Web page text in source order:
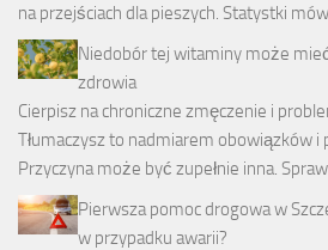
na przejściach dla pieszych. Statystki
Niedobór tej witaminy może
zdrowia
Cierpisz na chroniczne zmęczenie i
Tłumaczysz to nadmiarem obowiązków i
Przyczyna może być zupełnie inna.
Pierwsza pomoc drogowa w
w przypadku awarii?